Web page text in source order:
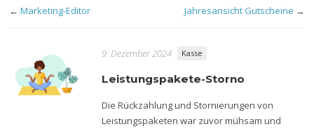
← Marketing-Editor Jahresansicht Gutscheine →
9. Dezember 2024 Kasse
Leistungspakete-Storno
Die Rückzahlung und Stornierungen von
Leistungspaketen war zuvor mühsam und